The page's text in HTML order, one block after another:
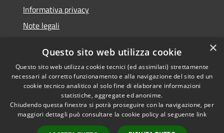
Informativa privacy
Note legali
Segnalazioni di inaccessibilità
RSS
Accessibilità
Copyright © 2026 • Comune di
Finale Ligure • Powered by
×
Questo sito web utilizza cookie
Questo sito web utilizza cookie tecnici (ed assimilati) strettamente
necessari al corretto funzionamento e alla navigazione del sito ed un
cookie tecnico analitico al solo fine di elaborare informazioni
statistiche, aggregate ed anonime.
Chiudendo questa finestra si potrà proseguire con la navigazione, per
maggiori dettagli può consultare la cookie policy al seguente link